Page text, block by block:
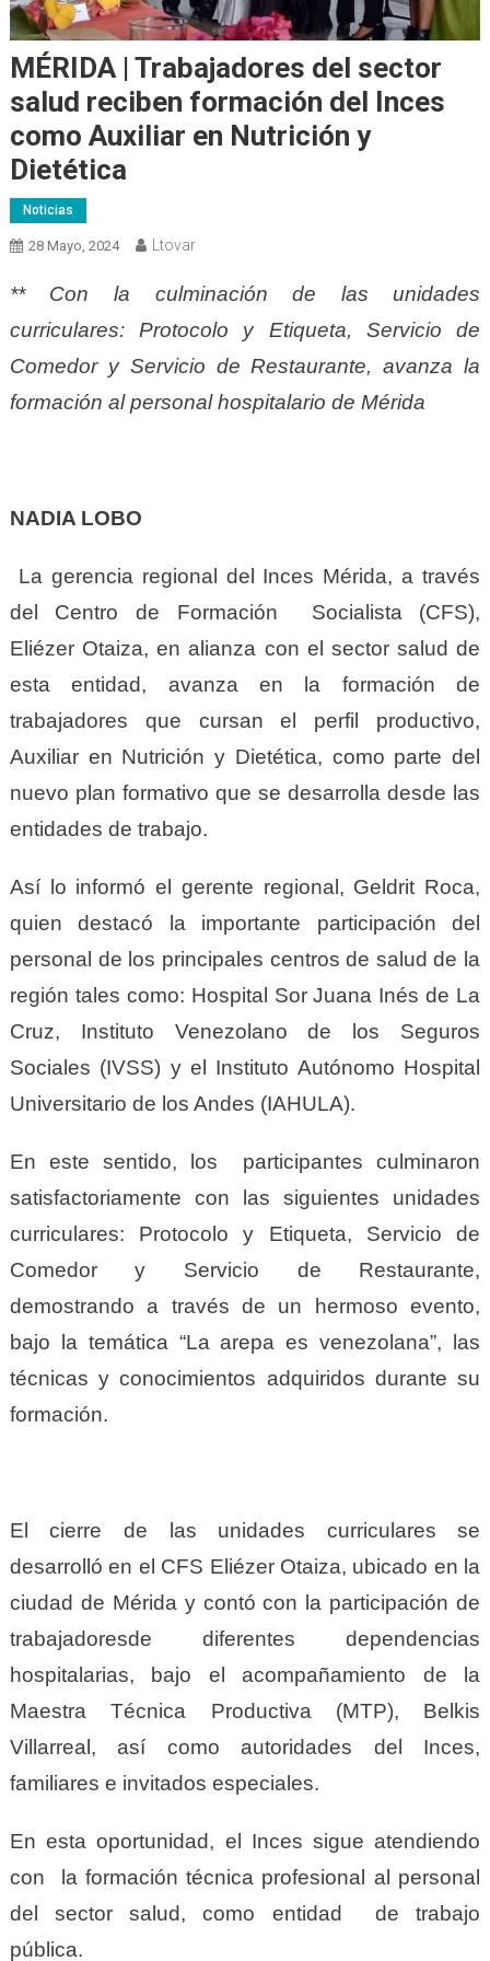
MÉRIDA | Trabajadores del sector
salud reciben formación del Inces
como Auxiliar en Nutrición y
Dietética
Noticias
28 Mayo, 2024 Ltovar
** Con la culminación de las unidades
curriculares: Protocolo y Etiqueta, Servicio de
Comedor y Servicio de Restaurante, avanza la
formación al personal hospitalario de Mérida
NADIA LOBO
La gerencia regional del Inces Mérida, a través
del Centro de Formación Socialista (CFS),
Eliézer Otaiza, en alianza con el sector salud de
esta entidad, avanza en la formación de
trabajadores que cursan el perfil productivo,
Auxiliar en Nutrición y Dietética, como parte del
nuevo plan formativo que se desarrolla desde las
entidades de trabajo.
Así lo informó el gerente regional, Geldrit Roca,
quien destacó la importante participación del
personal de los principales centros de salud de la
región tales como: Hospital Sor Juana Inés de La
Cruz, Instituto Venezolano de los Seguros
Sociales (IVSS) y el Instituto Autónomo Hospital
Universitario de los Andes (IAHULA).
En este sentido, los participantes culminaron
satisfactoriamente con las siguientes unidades
curriculares: Protocolo y Etiqueta, Servicio de
Comedor y Servicio de Restaurante,
demostrando a través de un hermoso evento,
bajo la temática “La arepa es venezolana”, las
técnicas y conocimientos adquiridos durante su
formación.
El cierre de las unidades curriculares se
desarrolló en el CFS Eliézer Otaiza, ubicado en la
ciudad de Mérida y contó con la participación de
trabajadoresde diferentes dependencias
hospitalarias, bajo el acompañamiento de la
Maestra Técnica Productiva (MTP), Belkis
Villarreal, así como autoridades del Inces,
familiares e invitados especiales.
En esta oportunidad, el Inces sigue atendiendo
con la formación técnica profesional al personal
del sector salud, como entidad de trabajo
pública.